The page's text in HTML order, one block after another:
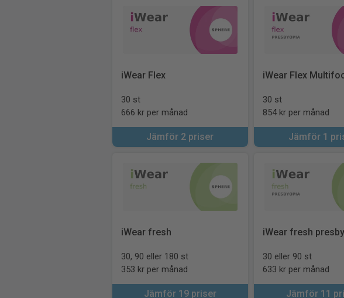
iWear Flex
30 st
666 kr per månad
Jämför 2 priser
iWear Flex
30 st
854 kr per månad
Jämför 1
iWear fresh
30, 90 eller 180 st
353 kr per månad
Jämför 19 priser
iWear fresh
30 eller 90 st
633 kr per månad
Jämför 11